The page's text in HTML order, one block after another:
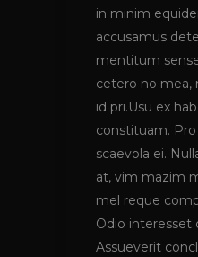
in minim
accusamus
mentitum
cetero no mea,
id pri.Usu ex
constituam.
scaevola ei.
at, vim mazim
mel reque
Odio interesset
Assueverit